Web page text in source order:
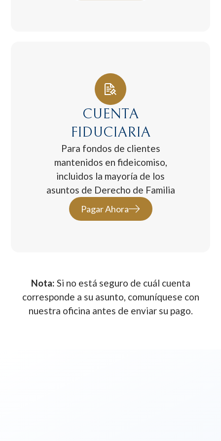
CUENTA
FIDUCIARIA
Para fondos de clientes
mantenidos en fideicomiso,
incluidos la mayoría de los
asuntos de Derecho de Familia
Pagar Ahora
Nota: Si no está seguro de cuál cuenta
corresponde a su asunto, comuníquese con
nuestra oficina antes de enviar su pago.